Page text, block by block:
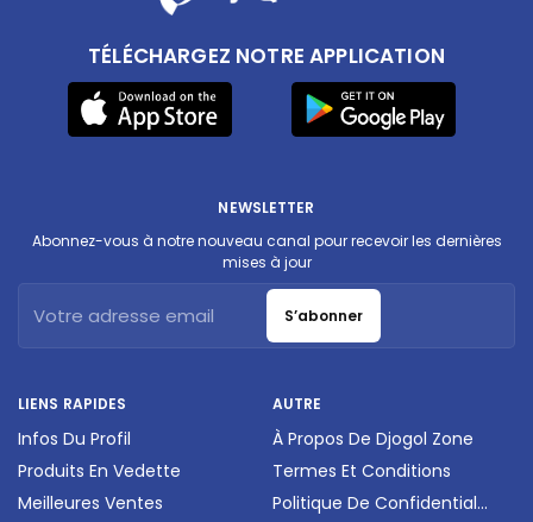
TÉLÉCHARGEZ NOTRE APPLICATION
LIENS RAPIDES
Infos Du Profil
Produits En Vedette
Meilleures Ventes
AUTRE
À Propos De Djogol Zone
Termes Et Conditions
Politique De Confidential...
NEWSLETTER
Abonnez-vous à notre nouveau canal pour recevoir les dernières
mises à jour
S’abonner